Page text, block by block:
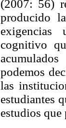
(2007: 56)
producido
exigencias
cognitivo
podemos
las
estudiantes
estudios que